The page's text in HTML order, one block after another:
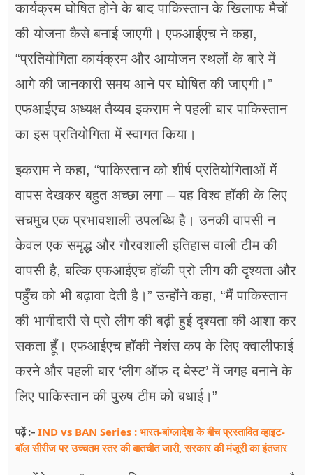
कार्यक्रम घोषित होने के बाद पाकिस्तान के खिलाफ मैचों
की योजना कैसे बनाई जाएगी। एफआईएच ने कहा,
“प्रतियोगिता कार्यक्रम और आयोजन स्थलों के बारे में
आगे की जानकारी समय आने पर घोषित की जाएगी।”
एफआईएच अध्यक्ष तैय्यब इकराम ने पहली बार पाकिस्तान
का इस प्रतियोगिता में स्वागत किया।
इकराम ने कहा, “पाकिस्तान को शीर्ष प्रतियोगिताओं में
वापस देखकर बहुत अच्छा लगा – यह विश्व हॉकी के लिए
सचमुच एक प्रभावशाली उपलब्धि है। उनकी वापसी न
केवल एक समृद्ध और गौरवशाली इतिहास वाली टीम की
वापसी है, बल्कि एफआईएच हॉकी प्रो लीग की दृश्यता और
पहुँच को भी बढ़ावा देती है।” उन्होंने कहा, “मैं पाकिस्तान
की भागीदारी से प्रो लीग की बढ़ी हुई दृश्यता की आशा कर
सकता हूँ। एफआईएच हॉकी नेशंस कप के लिए क्वालीफाई
करने और पहली बार ‘लीग ऑफ द बेस्ट’ में जगह बनाने के
लिए पाकिस्तान की पुरुष टीम को बधाई।”
पढ़ें :- IND vs BAN Series : भारत-बांग्लादेश के बीच प्रस्तावित व्हाइट-
बॉल सीरीज पर उच्चतम स्तर की बातचीत जारी, सरकार की मंजूरी का इंतजार